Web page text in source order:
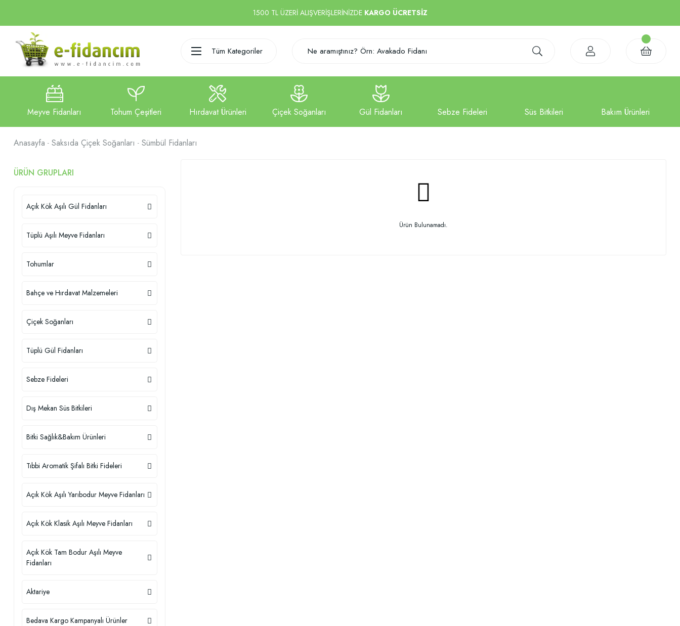
1500 TL ÜZERİ ALIŞVERİŞLERİNİZDE KARGO ÜCRETSİZ
Tüm Kategoriler
Anasayfa Saksıda Çiçek Soğanları Sümbül Fidanları
ÜRÜN GRUPLARI
Açık Kök Aşılı Gül Fidanları
Tüplü Aşılı Meyve Fidanları
Tohumlar
Bahçe ve Hırdavat Malzemeleri
Çiçek Soğanları
Tüplü Gül Fidanları
Sebze Fideleri
Dış Mekan Süs Bitkileri
Bitki Sağlık&Bakım Ürünleri
Tıbbi Aromatik Şifalı Bitki Fideleri
Açık Kök Aşılı Yarıbodur Meyve Fidanları
Açık Kök Klasik Aşılı Meyve Fidanları
Açık Kök Tam Bodur Aşılı Meyve
Fidanları
Aktariye
Bedava Kargo Kampanyalı Ürünler
Ürün Bulunamadı.